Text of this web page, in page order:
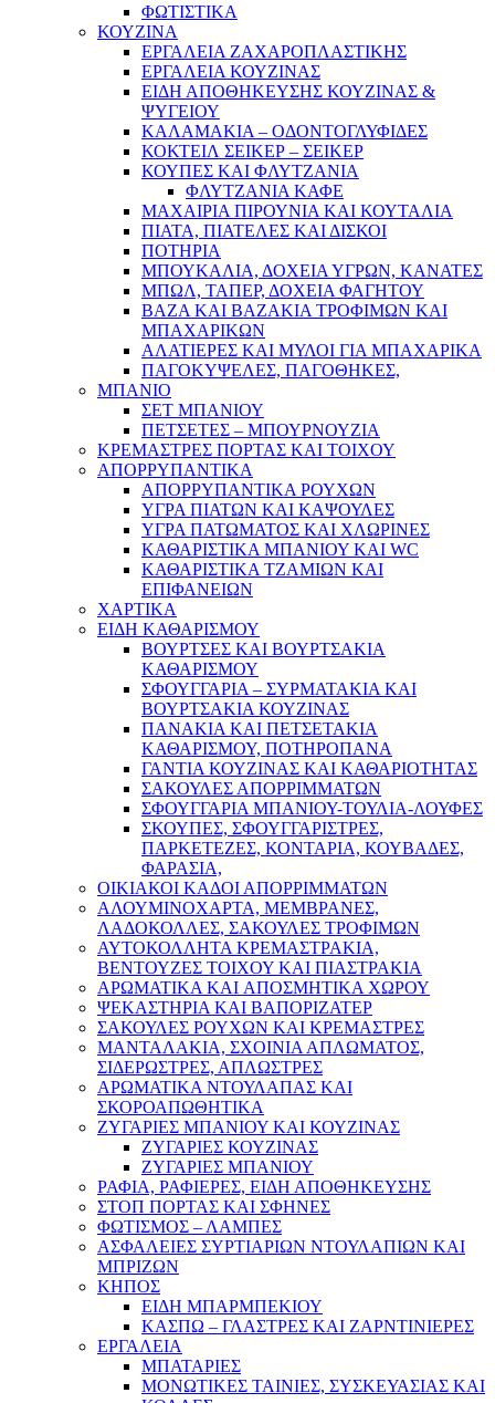
ΦΩΤΙΣΤΙΚΑ
ΚΟΥΖΙΝΑ
ΕΡΓΑΛΕΙΑ ΖΑΧΑΡΟΠΛΑΣΤΙΚΗΣ
ΕΡΓΑΛΕΙΑ ΚΟΥΖΙΝΑΣ
ΕΙΔΗ ΑΠΟΘΗΚΕΥΣΗΣ ΚΟΥΖΙΝΑΣ &
ΨΥΓΕΙΟΥ
ΚΑΛΑΜΑΚΙΑ – ΟΔΟΝΤΟΓΛΥΦΙΔΕΣ
ΚΟΚΤΕΙΛ ΣΕΙΚΕΡ – ΣΕΙΚΕΡ
ΚΟΥΠΕΣ ΚΑΙ ΦΛΥΤΖΑΝΙΑ
ΦΛΥΤΖΑΝΙΑ ΚΑΦΕ
ΜΑΧΑΙΡΙΑ ΠΙΡΟΥΝΙΑ ΚΑΙ ΚΟΥΤΑΛΙΑ
ΠΙΑΤΑ, ΠΙΑΤΕΛΕΣ ΚΑΙ ΔΙΣΚΟΙ
ΠΟΤΗΡΙΑ
ΜΠΟΥΚΑΛΙΑ, ΔΟΧΕΙΑ ΥΓΡΩΝ, ΚΑΝΑΤΕΣ
ΜΠΩΛ, ΤΑΠΕΡ, ΔΟΧΕΙΑ ΦΑΓΗΤΟΥ
ΒΑΖΑ ΚΑΙ ΒΑΖΑΚΙΑ ΤΡΟΦΙΜΩΝ ΚΑΙ
ΜΠΑΧΑΡΙΚΩΝ
ΑΛΑΤΙΕΡΕΣ ΚΑΙ ΜΥΛΟΙ ΓΙΑ ΜΠΑΧΑΡΙΚΑ
ΠΑΓΟΚΥΨΕΛΕΣ, ΠΑΓΟΘΗΚΕΣ,
ΜΠΑΝΙΟ
ΣΕΤ ΜΠΑΝΙΟΥ
ΠΕΤΣΕΤΕΣ – ΜΠΟΥΡΝΟΥΖΙΑ
ΚΡΕΜΑΣΤΡΕΣ ΠΟΡΤΑΣ ΚΑΙ ΤΟΙΧΟΥ
ΑΠΟΡΡΥΠΑΝΤΙΚΑ
ΑΠΟΡΡΥΠΑΝΤΙΚΑ ΡΟΥΧΩΝ
ΥΓΡΑ ΠΙΑΤΩΝ ΚΑΙ ΚΑΨΟΥΛΕΣ
ΥΓΡΑ ΠΑΤΩΜΑΤΟΣ ΚΑΙ ΧΛΩΡΙΝΕΣ
ΚΑΘΑΡΙΣΤΙΚΑ ΜΠΑΝΙΟΥ ΚΑΙ WC
ΚΑΘΑΡΙΣΤΙΚΑ ΤΖΑΜΙΩΝ ΚΑΙ
ΕΠΙΦΑΝΕΙΩΝ
ΧΑΡΤΙΚΑ
ΕΙΔΗ ΚΑΘΑΡΙΣΜΟΥ
ΒΟΥΡΤΣΕΣ ΚΑΙ ΒΟΥΡΤΣΑΚΙΑ
ΚΑΘΑΡΙΣΜΟΥ
ΣΦΟΥΓΓΑΡΙΑ – ΣΥΡΜΑΤΑΚΙΑ ΚΑΙ
ΒΟΥΡΤΣΑΚΙΑ ΚΟΥΖΙΝΑΣ
ΠΑΝΑΚΙΑ ΚΑΙ ΠΕΤΣΕΤΑΚΙΑ
ΚΑΘΑΡΙΣΜΟΥ, ΠΟΤΗΡΟΠΑΝΑ
ΓΑΝΤΙΑ ΚΟΥΖΙΝΑΣ ΚΑΙ ΚΑΘΑΡΙΟΤΗΤΑΣ
ΣΑΚΟΥΛΕΣ ΑΠΟΡΡΙΜΜΑΤΩΝ
ΣΦΟΥΓΓΑΡΙΑ ΜΠΑΝΙΟΥ-ΤΟΥΛΙΑ-ΛΟΥΦΕΣ
ΣΚΟΥΠΕΣ, ΣΦΟΥΓΓΑΡΙΣΤΡΕΣ,
ΠΑΡΚΕΤΕΖΕΣ, ΚΟΝΤΑΡΙΑ, ΚΟΥΒΑΔΕΣ,
ΦΑΡΑΣΙΑ,
ΟΙΚΙΑΚΟΙ ΚΑΔΟΙ ΑΠΟΡΡΙΜΜΑΤΩΝ
ΑΛΟΥΜΙΝΟΧΑΡΤΑ, ΜΕΜΒΡΑΝΕΣ,
ΛΑΔΟΚΟΛΛΕΣ, ΣΑΚΟΥΛΕΣ ΤΡΟΦΙΜΩΝ
ΑΥΤΟΚΟΛΛΗΤΑ ΚΡΕΜΑΣΤΡΑΚΙΑ,
ΒΕΝΤΟΥΖΕΣ ΤΟΙΧΟΥ ΚΑΙ ΠΙΑΣΤΡΑΚΙΑ
ΑΡΩΜΑΤΙΚΑ KAI ΑΠΟΣΜΗΤΙΚΑ ΧΩΡΟΥ
ΨΕΚΑΣΤΗΡΙΑ ΚΑΙ ΒΑΠΟΡΙΖΑΤΕΡ
ΣΑΚΟΥΛΕΣ ΡΟΥΧΩΝ ΚΑΙ ΚΡΕΜΑΣΤΡΕΣ
ΜΑΝΤΑΛΑΚΙΑ, ΣΧΟΙΝΙΑ ΑΠΛΩΜΑΤΟΣ,
ΣΙΔΕΡΩΣΤΡΕΣ, ΑΠΛΩΣΤΡΕΣ
ΑΡΩΜΑΤΙΚΑ ΝΤΟΥΛΑΠΑΣ ΚΑΙ
ΣΚΟΡΟΑΠΩΘΗΤΙΚΑ
ΖΥΓΑΡΙΕΣ ΜΠΑΝΙΟΥ ΚΑΙ ΚΟΥΖΙΝΑΣ
ΖΥΓΑΡΙΕΣ ΚΟΥΖΙΝΑΣ
ΖΥΓΑΡΙΕΣ ΜΠΑΝΙΟΥ
ΡΑΦΙΑ, ΡΑΦΙΕΡΕΣ, ΕΙΔΗ ΑΠΟΘΗΚΕΥΣΗΣ
ΣΤΟΠ ΠΟΡΤΑΣ ΚΑΙ ΣΦΗΝΕΣ
ΦΩΤΙΣΜΟΣ – ΛΑΜΠΕΣ
ΑΣΦΑΛΕΙΕΣ ΣΥΡΤΙΑΡΙΩΝ ΝΤΟΥΛΑΠΙΩΝ ΚΑΙ
ΜΠΡΙΖΩΝ
ΚΗΠΟΣ
ΕΙΔΗ ΜΠΑΡΜΠΕΚΙΟΥ
ΚΑΣΠΩ – ΓΛΑΣΤΡΕΣ ΚΑΙ ΖΑΡΝΤΙΝΙΕΡΕΣ
ΕΡΓΑΛΕΙΑ
ΜΠΑΤΑΡΙΕΣ
ΜΟΝΩΤΙΚΕΣ ΤΑΙΝΙΕΣ, ΣΥΣΚΕΥΑΣΙΑΣ ΚΑΙ